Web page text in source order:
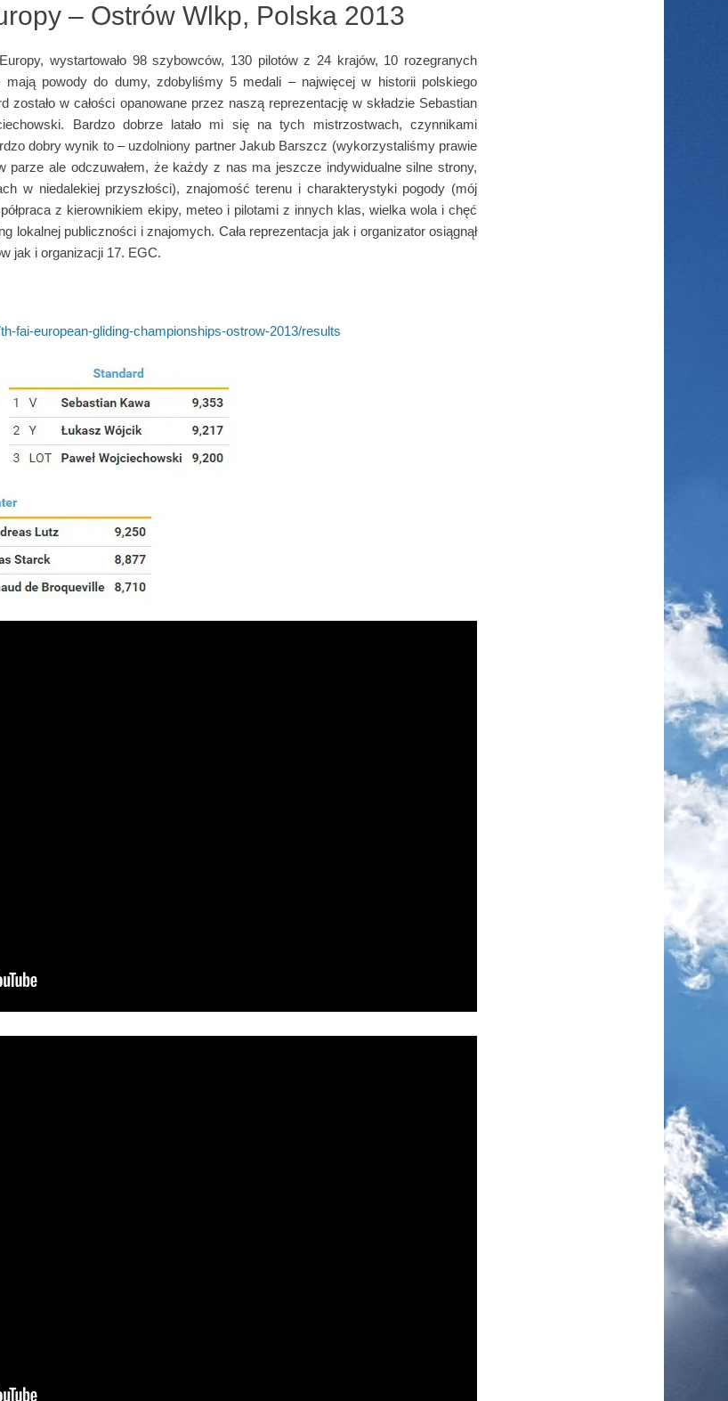
– Ostrów Wlkp, Polska 2013
wystartowało 98 szybowców, 130 pilotów z 24 krajów, 10 rozegranych
powody do dumy, zdobyliśmy 5 medali – najwięcej w historii polskiego
zostało w całości opanowane przez naszą reprezentację w składzie Sebastian
Bardzo dobrze latało mi się na tych mistrzostwach, czynnikami
dobry wynik to – uzdolniony partner Jakub Barszcz (wykorzystaliśmy prawie
parze ale odczuwałem, że każdy z nas ma jeszcze indywidualne silne strony,
w niedalekiej przyszłości), znajomość terenu i charakterystyki pogody (mój
z kierownikiem ekipy, meteo i pilotami z innych klas, wielka wola i chęć
lokalnej publiczności i znajomych. Cała reprezentacja jak i organizator osiągnął
jak i organizacji 17. EGC.
fai-european-gliding-championships-ostrow-2013/results